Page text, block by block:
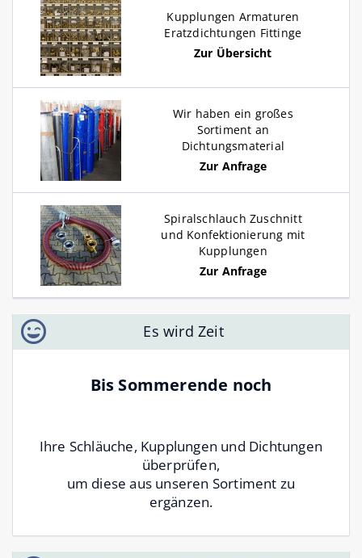
Kupplungen Armaturen
Eratzdichtungen Fittinge
Zur Übersicht
Wir haben ein großes
Sortiment an
Dichtungsmaterial
Zur Anfrage
Spiralschlauch Zuschnitt
und Konfektionierung mit
Kupplungen
Zur Anfrage
Es wird Zeit
Bis Sommerende noch
Ihre Schläuche, Kupplungen und Dichtungen
überprüfen,
um diese aus unseren Sortiment zu
ergänzen.